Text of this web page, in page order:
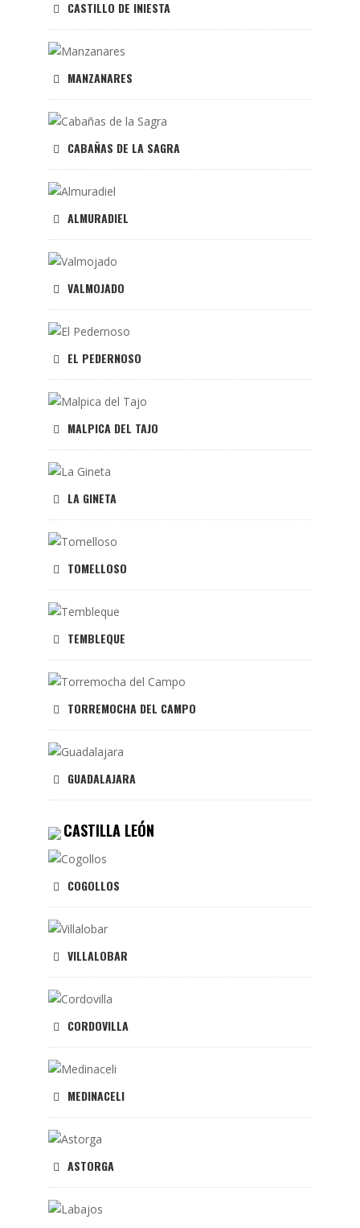
CASTILLO DE INIESTA
MANZANARES
CABAÑAS DE LA SAGRA
ALMURADIEL
VALMOJADO
EL PEDERNOSO
MALPICA DEL TAJO
LA GINETA
TOMELLOSO
TEMBLEQUE
TORREMOCHA DEL CAMPO
GUADALAJARA
CASTILLA LEÓN
COGOLLOS
VILLALOBAR
CORDOVILLA
MEDINACELI
ASTORGA